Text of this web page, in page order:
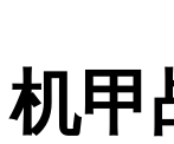
机甲